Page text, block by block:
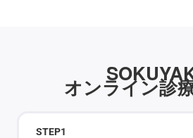
オンライン診
STEP1